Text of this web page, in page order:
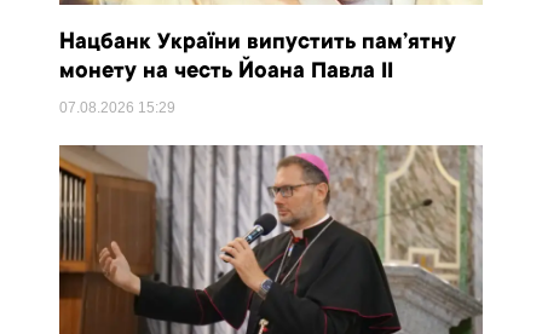
Нацбанк України випустить пам’ятну
монету на честь Йоана Павла II
07.08.2026 15:29